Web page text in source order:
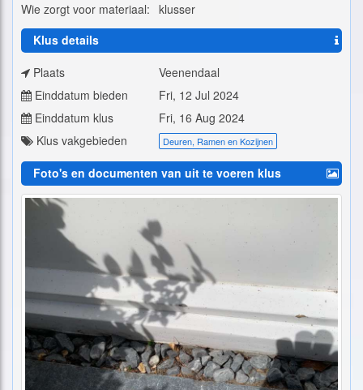
Wie zorgt voor materiaal: klusser
Klus details
Plaats
Veenendaal
Einddatum bieden
Fri, 12 Jul 2024
Einddatum klus
Fri, 16 Aug 2024
Klus vakgebieden
Deuren, Ramen en Kozijnen
Foto's en documenten van uit te voeren klus